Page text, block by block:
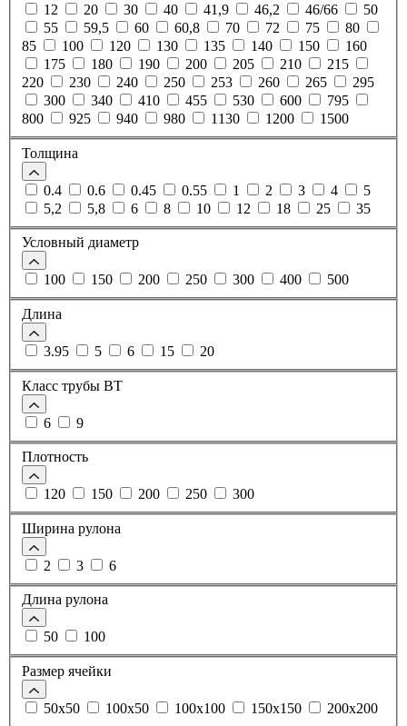
12 20 30 40 41,9 46,2 46/66
50
55
59,5 60 60,8 70 72 75
80
85
100 120 130 135 140 150
160
175
180 190 200 205 210
215
220
230 240 250 253 260 265
295
300
340 410 455 530 600
795
800
925 940 980 1130 1200 1500
Толщина
0.4 0.6 0.45 0.55 1 2 3 4
5
5,2
5,8 6 8 10 12 18 25 35
Условный диаметр
100 150 200 250 300 400 500
Длина
3.95 5 6 15 20
Класс трубы ВТ
6 9
Плотность
120 150 200 250 300
Ширина рулона
2 3 6
Длина рулона
50 100
Размер ячейки
50х50 100х50 100х100 150х150 200х200